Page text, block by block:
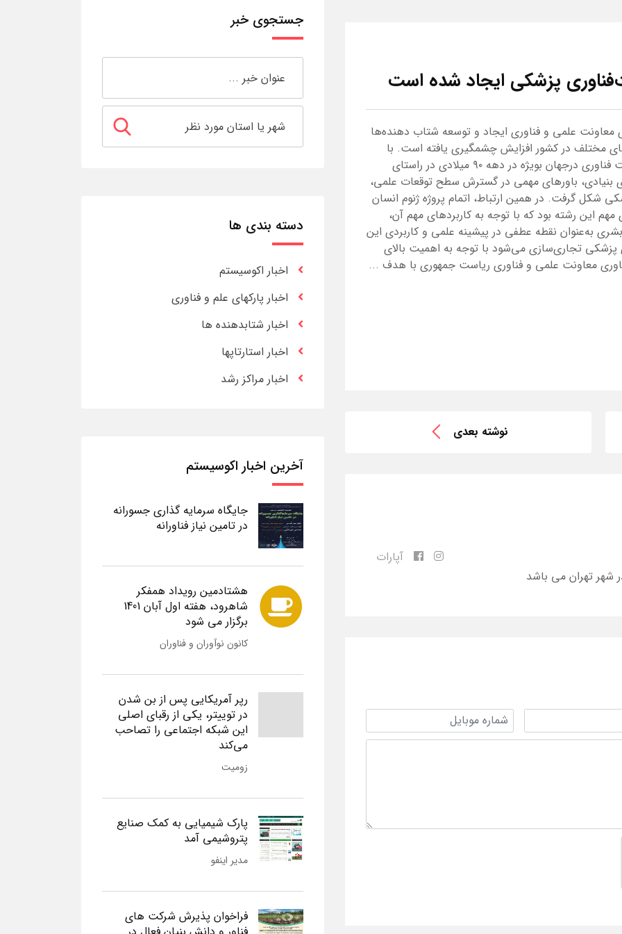
علمی و فناوری ایجاد و توسعه شتاب دهنده‌ها
مختلف در کشور افزایش چشمگیری یافته است. با
توجه به جایگاه و پیشرفت‌های قابل توجه زیست فناوری درجهان بویژه در دهه ۹۰ میلادی در راستای
بنیادی، باورهای مهمی در گسترش سطح توقعات علمی،
شکل گرفت. در همین ارتباط، اتمام پروژه ژنوم انسان
مهم این رشته بود که با توجه به کاربردهای مهم آن،
به‌عنوان نقطه عطفی در پیشینه علمی و کاربردی این
تجاری‌سازی می‌شود با توجه به اهمیت بالای
معاونت علمی و فناوری ریاست جمهوری با هدف ...
نوشته بعدی
شهر تهران می باشد
آپارات
جستجوی خبر
دسته بندی ها
اخبار اکوسیستم
اخبار پارکهای علم و فناوری
اخبار شتابدهنده ها
اخبار استارتاپها
اخبار مراکز رشد
آخرین اخبار اکوسیستم
جایگاه سرمایه گذاری جسورانه
در تامین نیاز فناورانه
هشتادمین رویداد همفکر
شاهرود، هفته اول آبان 1401
برگزار می شود
کانون نوآوران و فناوران
رپر آمریکایی پس از بن شدن
در توییتر، یکی از رقبای اصلی
این شبکه اجتماعی را تصاحب
می‌کند
زومیت
پارک شیمیایی به کمک صنایع
پتروشیمی آمد
مدیر اینفو
فراخوان پذیرش شرکت های